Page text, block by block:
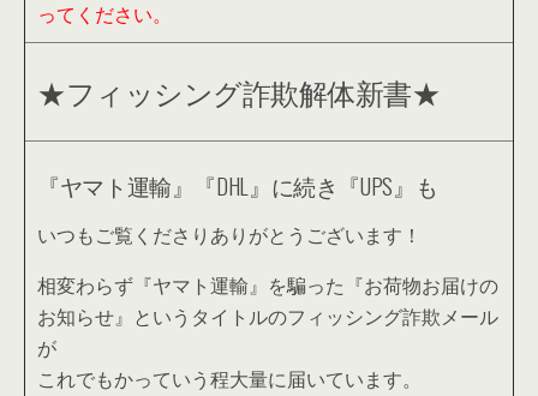
ってください。
★フィッシング詐欺解体新書★
『ヤマト運輸』『DHL』に続き『UPS』も
いつもご覧くださりありがとうございます！
相変わらず『ヤマト運輸』を騙った『お荷物お届けの
お知らせ』というタイトルのフィッシング詐欺メール
が
これでもかっていう程大量に届いています。